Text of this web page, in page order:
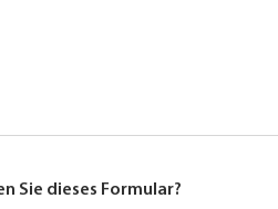
Sie dieses Formular?